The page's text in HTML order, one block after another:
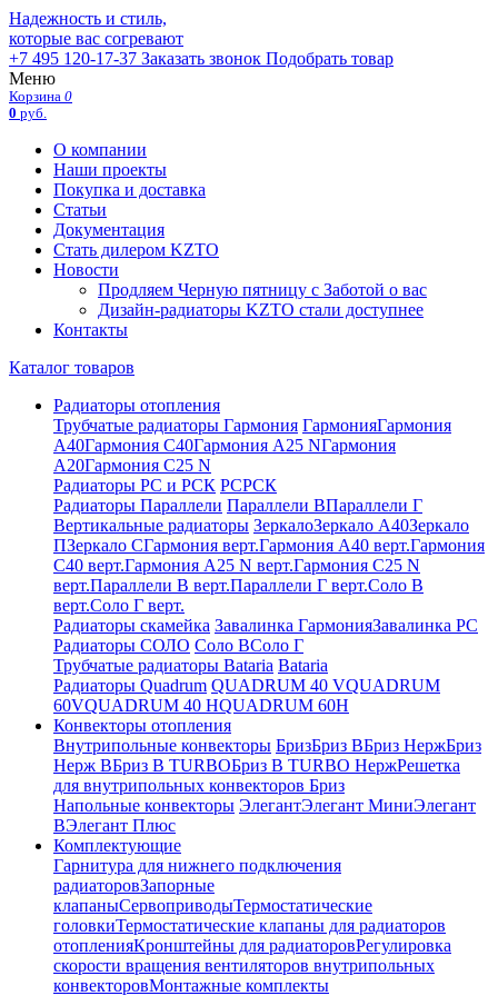
Надежность и стиль,
которые вас согревают
+7 495 120-17-37 Заказать звонок Подобрать товар
Меню
Корзина 0
0 руб.
О компании
Наши проекты
Покупка и доставка
Статьи
Документация
Стать дилером KZTO
Новости
Продляем Черную пятницу с Заботой о вас
Дизайн-радиаторы KZTO стали доступнее
Контакты
Каталог товаров
Радиаторы отопления
Трубчатые радиаторы Гармония ГармонияГармония
А40Гармония С40Гармония А25 NГармония
А20Гармония С25 N
Радиаторы РС и РСК РСРСК
Радиаторы Параллели Параллели ВПараллели Г
Вертикальные радиаторы ЗеркалоЗеркало А40Зеркало
ПЗеркало СГармония верт.Гармония А40 верт.Гармония
С40 верт.Гармония А25 N верт.Гармония С25 N
верт.Параллели В верт.Параллели Г верт.Соло В
верт.Соло Г верт.
Радиаторы скамейка Завалинка ГармонияЗавалинка РС
Радиаторы СОЛО Соло ВСоло Г
Трубчатые радиаторы Bataria Bataria
Радиаторы Quadrum QUADRUM 40 VQUADRUM
60VQUADRUM 40 HQUADRUM 60H
Конвекторы отопления
Внутрипольные конвекторы БризБриз ВБриз НержБриз
Нерж ВБриз В TURBOБриз В TURBO НержРешетка
для внутрипольных конвекторов Бриз
Напольные конвекторы ЭлегантЭлегант МиниЭлегант
ВЭлегант Плюс
Комплектующие
Гарнитура для нижнего подключения
радиаторовЗапорные
клапаныСервоприводыТермостатические
головкиТермостатические клапаны для радиаторов
отопленияКронштейны для радиаторовРегулировка
скорости вращения вентиляторов внутрипольных
конвекторовМонтажные комплекты